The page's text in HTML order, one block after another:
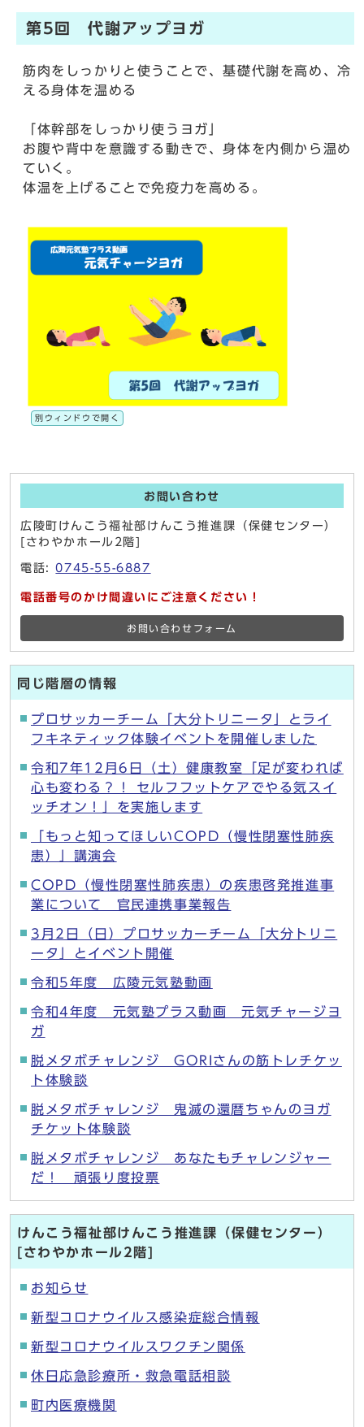
第5回 代謝アップヨガ
筋肉をしっかりと使うことで、基礎代謝を高め、冷
える身体を温める
「体幹部をしっかり使うヨガ」
お腹や背中を意識する動きで、身体を内側から温め
ていく。
体温を上げることで免疫力を高める。
別ウィンドウで開く
お問い合わせ
広陵町けんこう福祉部けんこう推進課（保健センター）
[さわやかホール2階]
電話:0745-55-6887
電話番号のかけ間違いにご注意ください！
お問い合わせフォーム
同じ階層の情報
プロサッカーチーム「大分トリニータ」とライ
フキネティック体験イベントを開催しました
令和7年12月6日（土）健康教室「足が変われば
心も変わる？！ セルフフットケアでやる気スイ
ッチオン！」を実施します
「もっと知ってほしいCOPD（慢性閉塞性肺疾
患）」講演会
COPD（慢性閉塞性肺疾患）の疾患啓発推進事
業について 官民連携事業報告
3月2日（日）プロサッカーチーム「大分トリニ
ータ」とイベント開催
令和5年度 広陵元気塾動画
令和4年度 元気塾プラス動画 元気チャージヨ
ガ
脱メタボチャレンジ GORIさんの筋トレチケッ
ト体験談
脱メタボチャレンジ 鬼滅の還暦ちゃんのヨガ
チケット体験談
脱メタボチャレンジ あなたもチャレンジャー
だ！ 頑張り度投票
けんこう福祉部けんこう推進課（保健センター）
[さわやかホール2階]
お知らせ
新型コロナウイルス感染症総合情報
新型コロナウイルスワクチン関係
休日応急診療所・救急電話相談
町内医療機関